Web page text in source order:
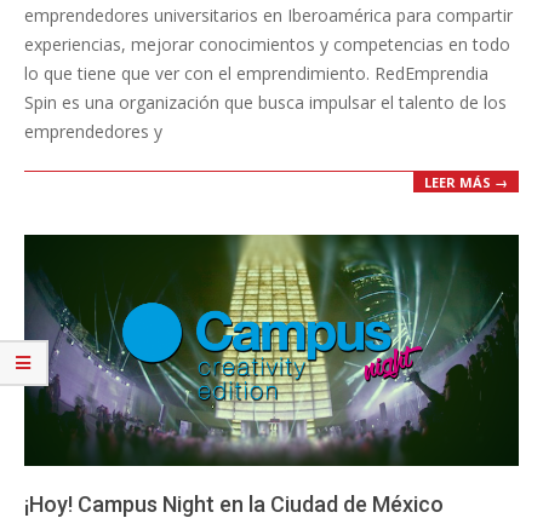
emprendedores universitarios en Iberoamérica para compartir
experiencias, mejorar conocimientos y competencias en todo
lo que tiene que ver con el emprendimiento. RedEmprendia
Spin es una organización que busca impulsar el talento de los
emprendedores y
LEER MÁS →
¡Hoy! Campus Night en la Ciudad de México